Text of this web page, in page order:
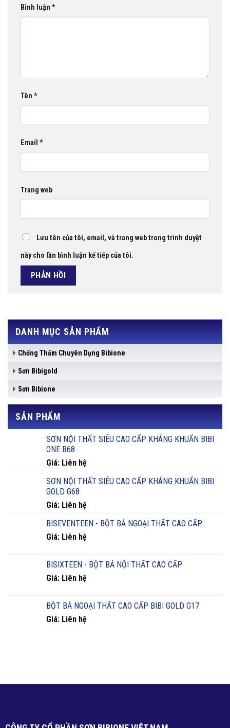
Bình luận *
Tên *
Email *
Trang web
Lưu tên của tôi, email, và trang web trong trình duyệt
này cho lần bình luận kế tiếp của tôi.
DANH MỤC SẢN PHẨM
Chống Thấm Chuyên Dụng Bibione
Sơn Bibigold
Sơn Bibione
SẢN PHẨM
SƠN NỘI THẤT SIÊU CAO CẤP KHÁNG KHUẨN BIBI
ONE B68
Giá: Liên hệ
SƠN NỘI THẤT SIÊU CAO CẤP KHÁNG KHUẨN BIBI
GOLD G68
Giá: Liên hệ
BISEVENTEEN - BỘT BẢ NGOẠI THẤT CAO CẤP
Giá: Liên hệ
BISIXTEEN - BỘT BẢ NỘI THẤT CAO CẤP
Giá: Liên hệ
BỘT BẢ NGOẠI THẤT CAO CẤP BIBI GOLD G17
Giá: Liên hệ